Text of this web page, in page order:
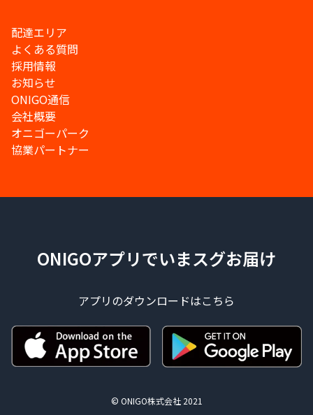
配達エリア
よくある質問
採用情報
お知らせ
ONIGO通信
会社概要
オニゴーパーク
協業パートナー
ONIGOアプリでいまスグお届け
アプリのダウンロードはこちら
© ONIGO株式会社 2021